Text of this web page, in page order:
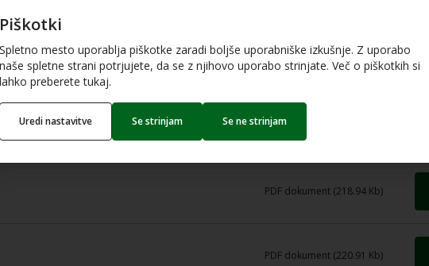
PDF dokument (275.97 Kb)
PDF dokument (218.94 Kb)
PDF dokument (220.91 Kb)
Piškotki
Spletno mesto uporablja piškotke zaradi boljše uporabniške izkušnje. Z uporabo
naše spletne strani potrjujete, da se z njihovo uporabo strinjate. Več o piškotkih si
lahko preberete tukaj.
Uredi nastavitve Se strinjam Se ne strinjam